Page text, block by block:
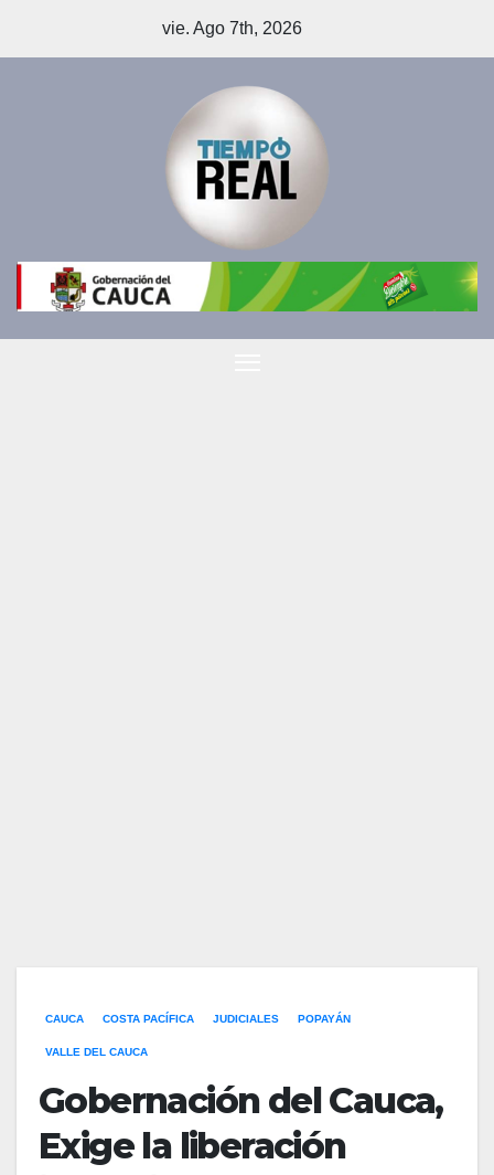
vie. Ago 7th, 2026
CAUCA COSTA PACÍFICA JUDICIALES POPAYÁN
VALLE DEL CAUCA
Gobernación del Cauca,
Exige la liberación